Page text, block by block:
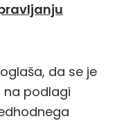
da se je
na podlagi